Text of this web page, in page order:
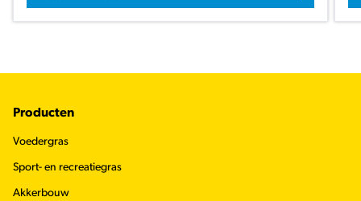
Footer
Producten
Voedergras
Sport- en recreatiegras
Akkerbouw